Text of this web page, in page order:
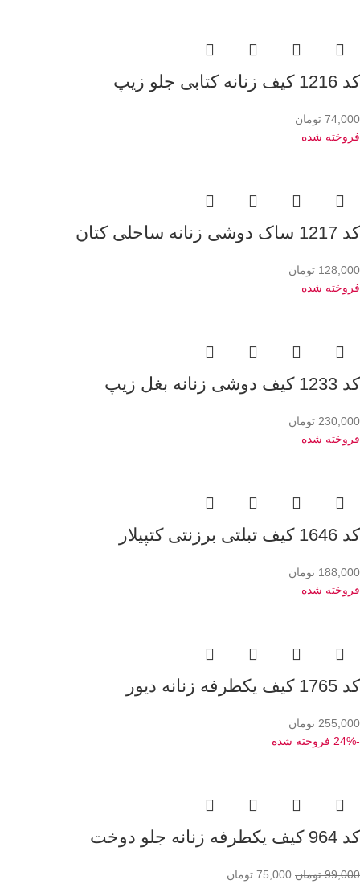
کد 1216 کیف زنانه کتابی جلو زیپ
74,000 تومان
فروخته شده
کد 1217 ساک دوشی زنانه ساحلی کتان
128,000 تومان
فروخته شده
کد 1233 کیف دوشی زنانه بغل زیپ
230,000 تومان
فروخته شده
کد 1646 کیف تبلتی برزنتی کتپیلار
188,000 تومان
فروخته شده
کد 1765 کیف یکطرفه زنانه دیور
255,000 تومان
-24%
فروخته شده
کد 964 کیف یکطرفه زنانه جلو دوخت
99,000 تومان 75,000 تومان